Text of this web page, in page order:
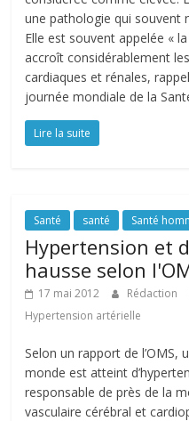
une pathologie qui souvent
Elle est souvent appelée «
accroît considérablement
cardiaques et rénales,
journée mondiale de la
Lire la suite
Santé santé Santé
Hypertension et
hausse selon
17 mai 2012 Rédaction
Hypertension artérielle
Selon un rapport de l’OMS,
monde est atteint
responsable de près de la
vasculaire cérébral et